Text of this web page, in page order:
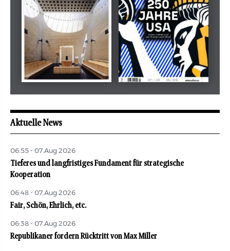
revue juive aufbau
Aktuelle News
06:55 - 07.Aug 2026
Tieferes und langfristiges Fundament für strategische
Kooperation
06:48 - 07.Aug 2026
Fair, Schön, Ehrlich, etc.
06:38 - 07.Aug 2026
Republikaner fordern Rücktritt von Max Miller